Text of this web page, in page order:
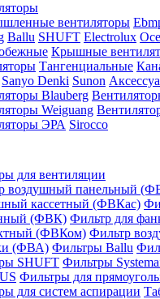
вентиляторы
Ballu SHUFT Electrolux
Крышные
Тангенциальные
Sanyo Denki Sunon
Blauberg
Weiguang
ЭРА Sirocco
для вентиляции
воздушный панельный
кассетный (ФВКас)
(ФВК) Фильтр для
(ФВКом) Фильтр
(ФВА) Фильтры Ballu
SHUFT Фильтры
Фильтры для
для систем аспирации